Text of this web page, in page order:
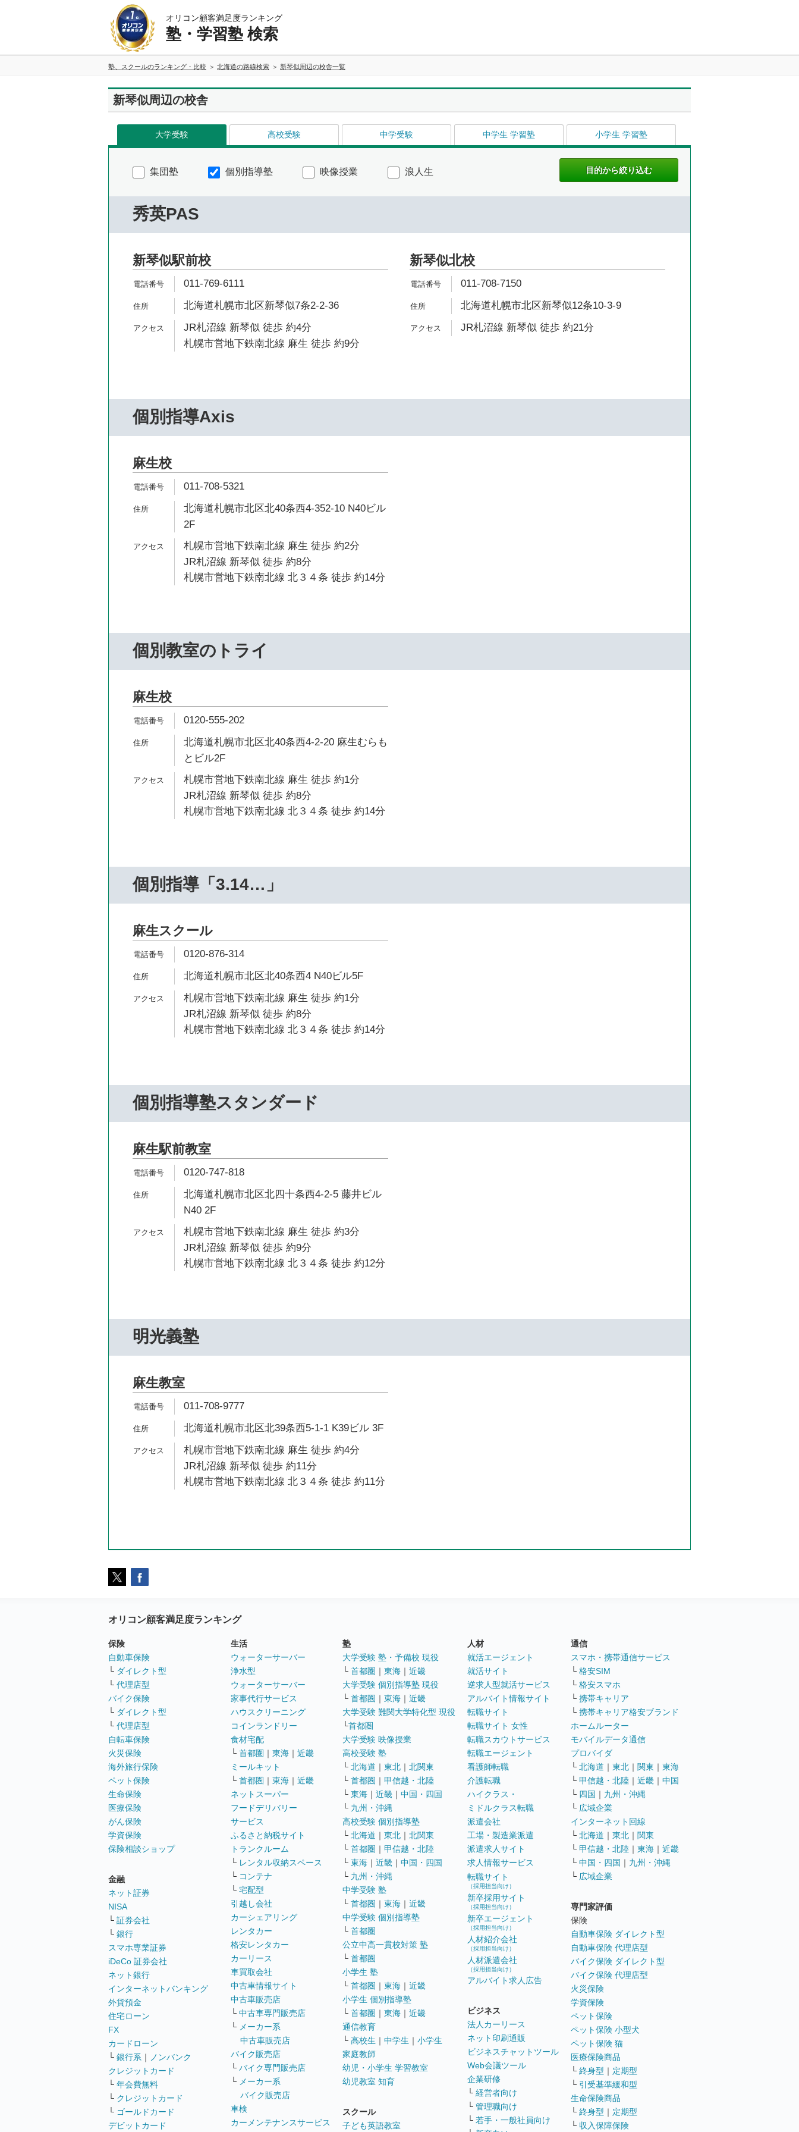
オリコン顧客満足度ランキング
塾・学習塾 検索
塾、スクールのランキング・比較 北海道の路線検索 新琴似周辺の校舎一覧
新琴似周辺の校舎
大学受験 高校受験 中学受験 中学生 学習塾 小学生 学習塾
集団塾 個別指導塾 映像授業 浪人生
秀英PAS
新琴似駅前校
011-769-6111
北海道札幌市北区新琴似7条2-2-36
JR札沼線 新琴似 徒歩 約4分
札幌市営地下鉄南北線 麻生 徒歩 約9分
新琴似北校
011-708-7150
北海道札幌市北区新琴似12条10-3-9
JR札沼線 新琴似 徒歩 約21分
個別指導Axis
麻生校
011-708-5321
北海道札幌市北区北40条西4-352-10 N40ビル
2F
札幌市営地下鉄南北線 麻生 徒歩 約2分
JR札沼線 新琴似 徒歩 約8分
札幌市営地下鉄南北線 北３４条 徒歩 約14分
個別教室のトライ
麻生校
0120-555-202
北海道札幌市北区北40条西4-2-20 麻生むらも
とビル2F
札幌市営地下鉄南北線 麻生 徒歩 約1分
JR札沼線 新琴似 徒歩 約8分
札幌市営地下鉄南北線 北３４条 徒歩 約14分
個別指導「3.14…」
麻生スクール
0120-876-314
北海道札幌市北区北40条西4 N40ビル5F
札幌市営地下鉄南北線 麻生 徒歩 約1分
JR札沼線 新琴似 徒歩 約8分
札幌市営地下鉄南北線 北３４条 徒歩 約14分
個別指導塾スタンダード
麻生駅前教室
0120-747-818
北海道札幌市北区北四十条西4-2-5 藤井ビル
N40 2F
札幌市営地下鉄南北線 麻生 徒歩 約3分
JR札沼線 新琴似 徒歩 約9分
札幌市営地下鉄南北線 北３４条 徒歩 約12分
明光義塾
麻生教室
011-708-9777
北海道札幌市北区北39条西5-1-1 K39ビル 3F
札幌市営地下鉄南北線 麻生 徒歩 約4分
JR札沼線 新琴似 徒歩 約11分
札幌市営地下鉄南北線 北３４条 徒歩 約11分
オリコン顧客満足度ランキング
保険
自動車保険
└ ダイレクト型
└ 代理店型
バイク保険
└ ダイレクト型
└ 代理店型
自転車保険
火災保険
海外旅行保険
ペット保険
生命保険
医療保険
がん保険
学資保険
保険相談ショップ
金融
ネット証券
NISA
└ 証券会社
└ 銀行
スマホ専業証券
iDeCo 証券会社
ネット銀行
インターネットバンキング
外貨預金
住宅ローン
FX
カードローン
└ 銀行系 ｜
ノンバンク
クレジットカード
└ 年会費無料
└ クレジットカード
└ ゴールドカード
デビットカード
生活
ウォーターサーバー
浄水型
ウォーターサーバー
家事代行サービス
ハウスクリーニング
コインランドリー
食材宅配
└ 首都圏 ｜ 東海 ｜ 近畿
ミールキット
└ 首都圏 ｜ 東海 ｜ 近畿
ネットスーパー
フードデリバリー
サービス
ふるさと納税サイト
トランクルーム
└ レンタル収納スペース
└ コンテナ
└ 宅配型
引越し会社
カーシェアリング
レンタカー
格安レンタカー
カーリース
車買取会社
中古車情報サイト
中古車販売店
└ 中古車専門販売店
└ メーカー系
中古車販売店
バイク販売店
└ バイク専門販売店
└ メーカー系
バイク販売店
車検
カーメンテナンスサービス
塾
大学受験 塾・予備校 現役
└ 首都圏 ｜ 東海 ｜ 近畿
大学受験 個別指導塾 現役
└ 首都圏 ｜ 東海 ｜ 近畿
大学受験 難関大学特化型 現役
└首都圏
大学受験 映像授業
高校受験 塾
└ 北海道 ｜ 東北 ｜ 北関東
└ 首都圏 ｜ 甲信越・北陸
└ 東海 ｜ 近畿 ｜ 中国・四国
└ 九州・沖縄
高校受験 個別指導塾
└ 北海道 ｜ 東北 ｜ 北関東
└ 首都圏 ｜ 甲信越・北陸
└ 東海 ｜ 近畿 ｜ 中国・四国
└ 九州・沖縄
中学受験 塾
└ 首都圏 ｜ 東海 ｜ 近畿
中学受験 個別指導塾
└ 首都圏
公立中高一貫校対策 塾
└ 首都圏
小学生 塾
└ 首都圏 ｜ 東海 ｜ 近畿
小学生 個別指導塾
└ 首都圏 ｜ 東海 ｜ 近畿
通信教育
└ 高校生 ｜ 中学生 ｜ 小学生
家庭教師
幼児・小学生 学習教室
幼児教室 知育
スクール
子ども英語教室
人材
就活エージェント
就活サイト
逆求人型就活サービス
アルバイト情報サイト
転職サイト
転職サイト 女性
転職スカウトサービス
転職エージェント
看護師転職
介護転職
ハイクラス・
ミドルクラス転職
派遣会社
工場・製造業派遣
派遣求人サイト
求人情報サービス
転職サイト
（採用担当向け）
新卒採用サイト
（採用担当向け）
新卒エージェント
（採用担当向け）
人材紹介会社
（採用担当向け）
人材派遣会社
（採用担当向け）
アルバイト求人広告
ビジネス
法人カーリース
ネット印刷通販
ビジネスチャットツール
Web会議ツール
企業研修
└ 経営者向け
└ 管理職向け
└ 若手・一般社員向け
通信
スマホ・携帯通信サービス
└ 格安SIM
└ 格安スマホ
└ 携帯キャリア
└ 携帯キャリア格安ブランド
ホームルーター
モバイルデータ通信
プロバイダ
└ 北海道 ｜ 東北 ｜ 関東 ｜ 東海
└ 甲信越・北陸 ｜ 近畿 ｜ 中国
└ 四国 ｜ 九州・沖縄
└ 広域企業
インターネット回線
└ 北海道 ｜ 東北 ｜ 関東
└ 甲信越・北陸 ｜ 東海 ｜ 近畿
└ 中国・四国 ｜ 九州・沖縄
└ 広域企業
専門家評価
保険
自動車保険 ダイレクト型
自動車保険 代理店型
バイク保険 ダイレクト型
バイク保険 代理店型
火災保険
学資保険
ペット保険
ペット保険 小型犬
ペット保険 猫
医療保険商品
└ 終身型 ｜ 定期型
└ 引受基準緩和型
生命保険商品
└ 終身型 ｜ 定期型
└ 収入保障保険